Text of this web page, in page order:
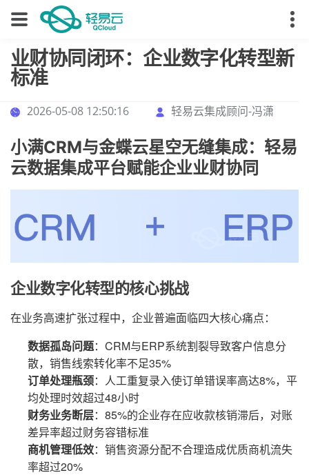
业财协同闭环：企业数字化转型新
标准
2026-05-08 12:50:16 轻易云集成顾问-冯潇
小满CRM与金蝶云星空无缝集成：轻易
云数据集成平台赋能企业业财协同
企业数字化转型的核心挑战
在业务高速扩张过程中，企业普遍面临四大核心痛点：
数据孤岛问题：CRM与ERP系统割裂导致客户信息分
散，销售线索转化率不足35%
订单处理瓶颈：人工重复录入使订单错误率高达8%，平
均处理时效超过48小时
财务业务断层：85%的企业存在应收款核销滞后，对账
差异率超过财务容错标准
商机管理低效：销售资源分配不合理造成优质商机流失
率超过20%